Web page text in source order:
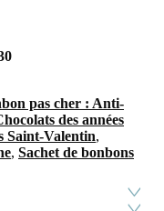
pas cher : Anti-
des années
Saint-Valentin,
, Sachet de bonbons